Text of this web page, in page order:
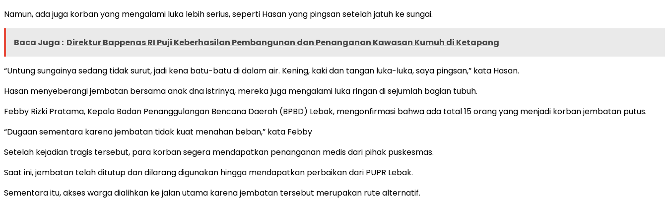
Namun, ada juga korban yang mengalami luka lebih serius, seperti Hasan yang pingsan setelah jatuh ke sungai.
Baca Juga : Direktur Bappenas RI Puji Keberhasilan Pembangunan dan Penanganan Kawasan Kumuh di Ketapang
“Untung sungainya sedang tidak surut, jadi kena batu-batu di dalam air. Kening, kaki dan tangan luka-luka, saya pingsan,” kata Hasan.
Hasan menyeberangi jembatan bersama anak dna istrinya, mereka juga mengalami luka ringan di sejumlah bagian tubuh.
Febby Rizki Pratama, Kepala Badan Penanggulangan Bencana Daerah (BPBD) Lebak, mengonfirmasi bahwa ada total 15 orang yang menjadi korban jembatan putus.
“Dugaan sementara karena jembatan tidak kuat menahan beban,” kata Febby
Setelah kejadian tragis tersebut, para korban segera mendapatkan penanganan medis dari pihak puskesmas.
Saat ini, jembatan telah ditutup dan dilarang digunakan hingga mendapatkan perbaikan dari PUPR Lebak.
Sementara itu, akses warga dialihkan ke jalan utama karena jembatan tersebut merupakan rute alternatif.